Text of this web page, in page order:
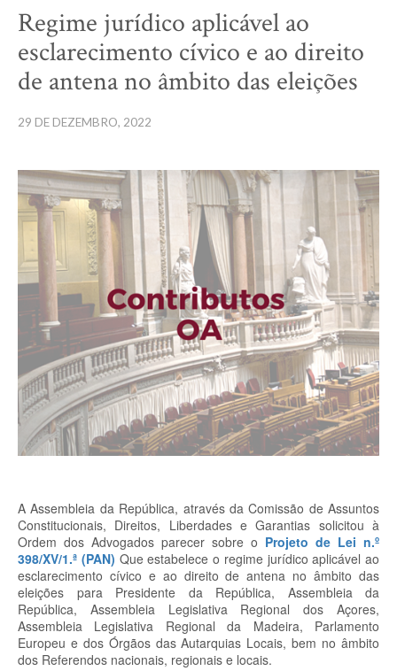
Regime jurídico aplicável ao
esclarecimento cívico e ao direito
de antena no âmbito das eleições
29 DE DEZEMBRO, 2022
A Assembleia da República, através da Comissão de Assuntos
Constitucionais, Direitos, Liberdades e Garantias solicitou à
Ordem dos Advogados parecer sobre o Projeto de Lei n.º
398/XV/1.ª (PAN) Que estabelece o regime jurídico aplicável ao
esclarecimento cívico e ao direito de antena no âmbito das
eleições para Presidente da República, Assembleia da
República, Assembleia Legislativa Regional dos Açores,
Assembleia Legislativa Regional da Madeira, Parlamento
Europeu e dos Órgãos das Autarquias Locais, bem no âmbito
dos Referendos nacionais, regionais e locais.